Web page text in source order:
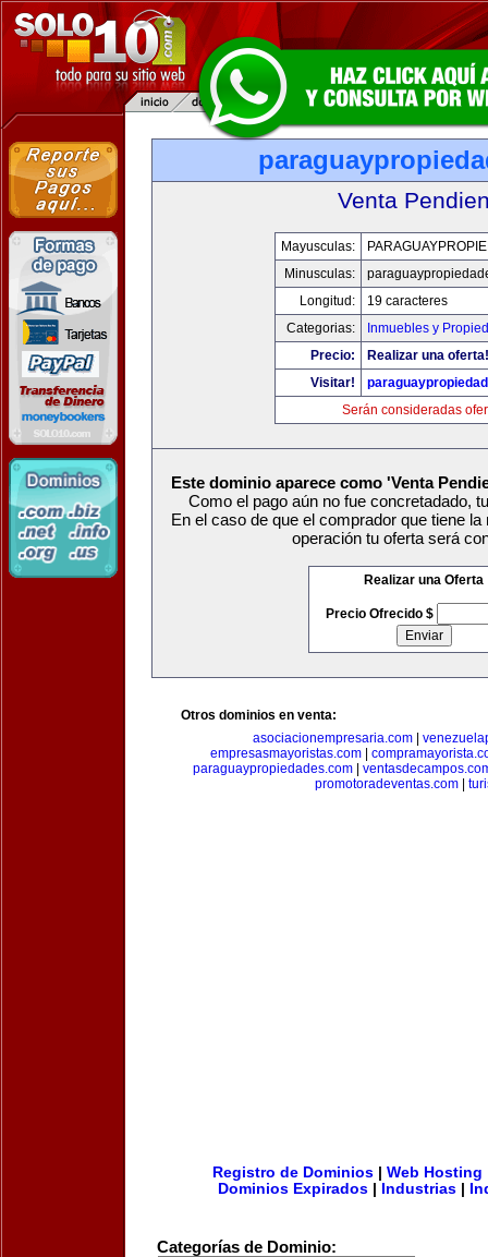
Venta
Mayusculas:
Minusculas:
Longitud:
19 caracteres
Categorias:
Inmuebles y
Precio:
Realizar una oferta!
Visitar!
Serán consideradas
Este dominio aparece como 'Venta
Como el pago aún no fue concretadado,
En el caso de que el comprador que tiene
operación tu oferta será
Realizar una Oferta
Precio Ofrecido $
Otros dominios en venta:
asociacionempresaria.com
empresasmayoristas.com|
paraguaypropiedades.com
promotoradeventas.com
Registro de Dominios| Web Hosting
Dominios Expirados
Industrias
Categorías de Dominio: